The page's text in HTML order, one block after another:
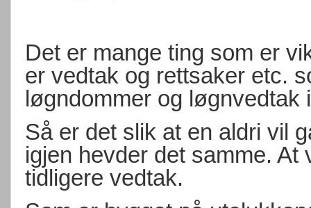
Det er mange ting som er
er vedtak og rettsaker etc.
løgndommer og løgnvedtak
Så er det slik at en aldri vil
igjen hevder det samme.
tidligere vedtak.